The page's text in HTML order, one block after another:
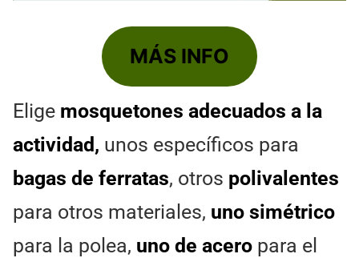
MÁS INFO
Elige mosquetones adecuados a la
actividad, unos específicos para
bagas de ferratas, otros polivalentes
para otros materiales, uno simétrico
para la polea, uno de acero para el